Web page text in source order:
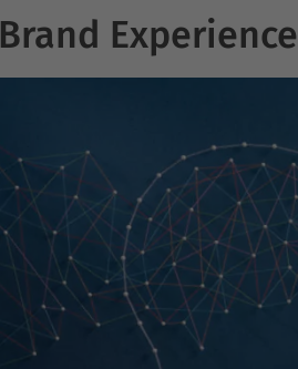
Brand Experience